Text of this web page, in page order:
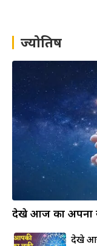
h ज्योतिष
देखे आज का अपना
देखे